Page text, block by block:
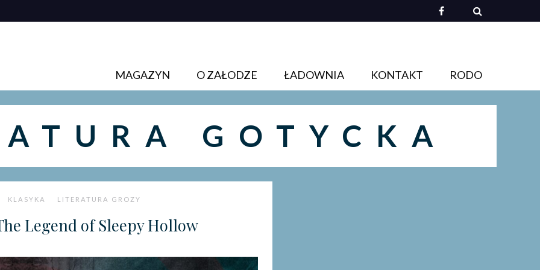
MAGAZYN O ZAŁODZE ŁADOWNIA KONTAKT RODO
GOTYCKA
KLASYKA LITERATURA GROZY
Legend of Sleepy Hollow